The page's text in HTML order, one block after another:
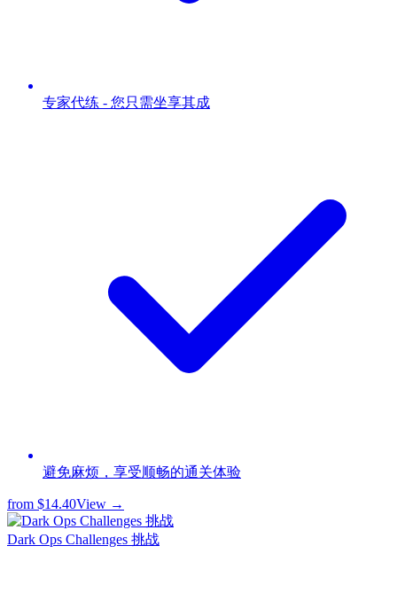
专家代练 - 您只需坐享其成
避免麻烦，享受顺畅的通关体验
from $14.40View →
Dark Ops Challenges 挑战